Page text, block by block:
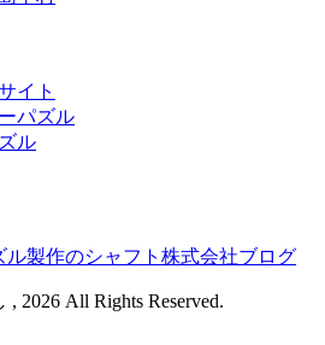
イト
パズル
ル
製作のシャフト株式会社ブログ
2026 All Rights Reserved.